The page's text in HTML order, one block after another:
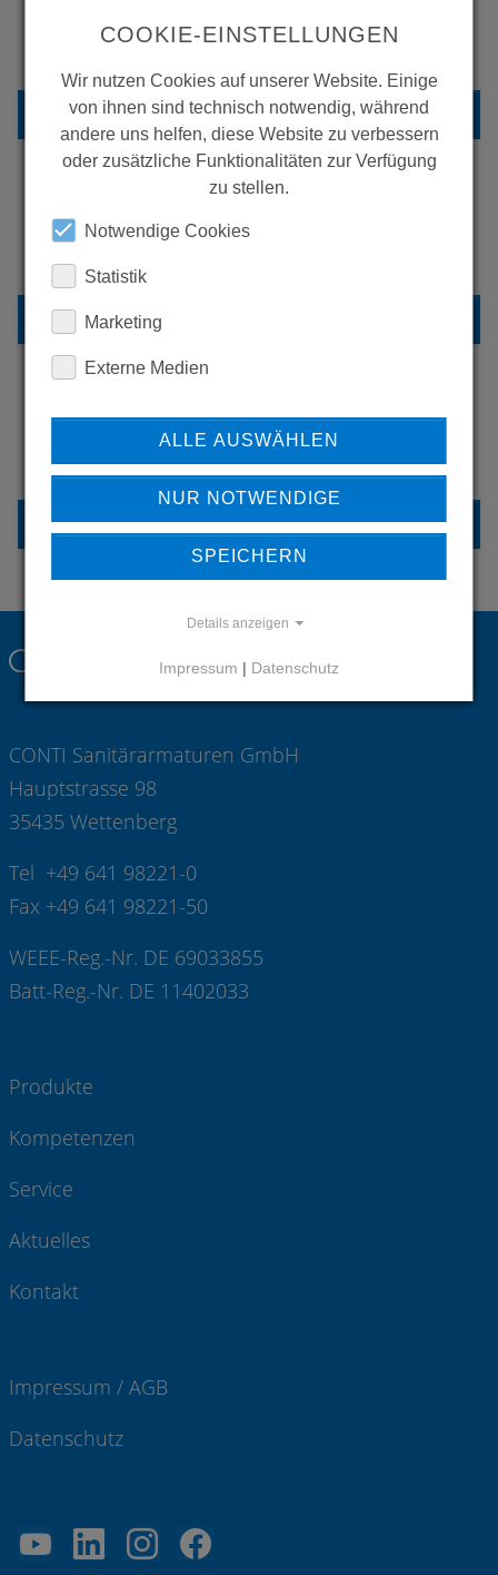
WOLLEN SIE MEHR
ZURÜCK ZUR ÜBERSICHT
ERFAHREN SIE MEHR ÜBER
HABEN SIE FRAGEN?
KONTAKTIEREN SIE UNS
KONTAKT
CONTI Sanitärarmaturen GmbH
Hauptstrasse 98
35435 Wettenberg
Tel +49 641 98221-0
Fax +49 641 98221-50
WEEE-Reg.-Nr. DE 69033855
Batt-Reg.-Nr. DE 11402033
Produkte
Kompetenzen
Service
Aktuelles
Kontakt
Impressum / AGB
Datenschutz
COOKIE-EINSTELLUNGEN
Wir nutzen Cookies auf unserer Website. Einige
von ihnen sind technisch notwendig, während
andere uns helfen, diese Website zu verbessern
oder zusätzliche Funktionalitäten zur Verfügung
zu stellen.
Notwendige Cookies
Statistik
Marketing
Externe Medien
ALLE AUSWÄHLEN
NUR NOTWENDIGE
SPEICHERN
Details anzeigen
Impressum | Datenschutz